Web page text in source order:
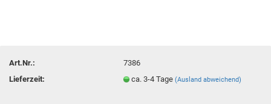
Art.Nr.:
7386
Lieferzeit:
ca. 3-4 Tage(Ausland abweichend)